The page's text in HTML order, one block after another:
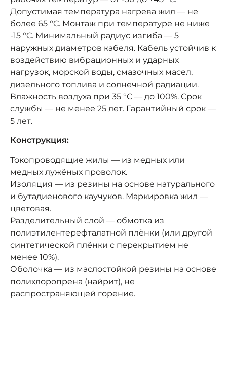
Допустимая температура нагрева жил — не
более 65 °C. Монтаж при температуре не ниже
-15 °C. Минимальный радиус изгиба — 5
наружных диаметров кабеля. Кабель устойчив к
воздействию вибрационных и ударных
нагрузок, морской воды, смазочных масел,
дизельного топлива и солнечной радиации.
Влажность воздуха при 35 °C — до 100%. Срок
службы — не менее 25 лет. Гарантийный срок —
5 лет.
Конструкция:
Токопроводящие жилы — из медных или
медных лужёных проволок.
Изоляция — из резины на основе натурального
и бутадиенового каучуков. Маркировка жил —
цветовая.
Разделительный слой — обмотка из
полиэтилентерефталатной плёнки (или другой
синтетической плёнки с перекрытием не
менее 10%).
Оболочка — из маслостойкой резины на основе
полихлоропрена (найрит), не
распространяющей горение.